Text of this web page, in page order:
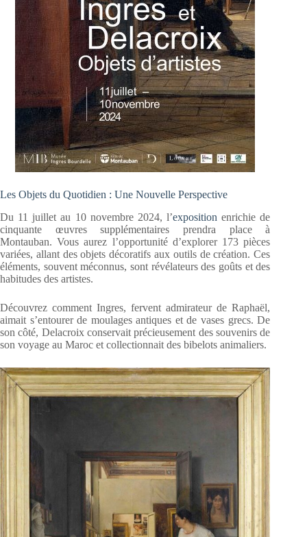
Les Objets du Quotidien : Une Nouvelle Perspective
Du 11 juillet au 10 novembre 2024, l’exposition enrichie de
cinquante œuvres supplémentaires prendra place à
Montauban. Vous aurez l’opportunité d’explorer 173 pièces
variées, allant des objets décoratifs aux outils de création. Ces
éléments, souvent méconnus, sont révélateurs des goûts et des
habitudes des artistes.
Découvrez comment Ingres, fervent admirateur de Raphaël,
aimait s’entourer de moulages antiques et de vases grecs. De
son côté, Delacroix conservait précieusement des souvenirs de
son voyage au Maroc et collectionnait des bibelots animaliers.